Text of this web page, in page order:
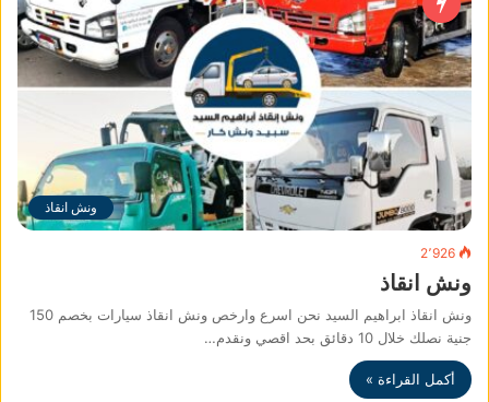
ونش انقاذ
2٬926
ونش انقاذ
ونش انقاذ ابراهيم السيد نحن اسرع وارخص ونش انقاذ سيارات بخصم 150
جنية نصلك خلال 10 دقائق بحد اقصي ونقدم…
أكمل القراءة »